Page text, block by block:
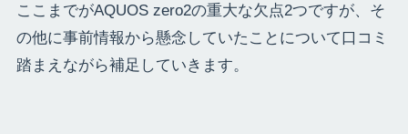
ここまでがAQUOS zero2の重大な欠点2つですが、そ
の他に事前情報から懸念していたことについて口コミ
踏まえながら補足していきます。